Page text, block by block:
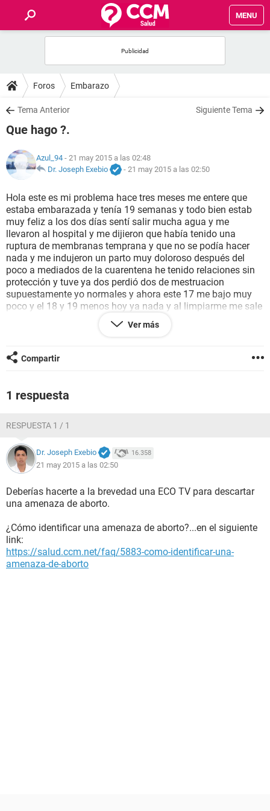
MENU
FOROS
SALUD
FAMILIA
NUTRICIÓN
BIENESTAR
SEXUALIDAD
GLOSARIO
Foros Embarazo
Tema Anterior Siguiente Tema
Que hago ?.
Azul_94 - 21 may 2015 a las 02:48
Dr. Joseph Exebio
- 21 may 2015 a las 02:50
Hola este es mi problema hace tres meses me entere que
estaba embarazada y tenía 19 semanas y todo bien estab
muy feliz a los dos días sentí salir mucha agua y me
llevaron al hospital y me dijieron que había tenido una
ruptura de membranas temprana y que no se podía hacer
nada y me indujeron un parto muy doloroso después del
poco a mediados de la cuarentena he tenido relaciones sin
protección y tuve ya dos perdió dos de mestruacion
supuestamente yo normales y ahora este 17 me bajo muy
poco y el 18 y 19 menos hoy ya nada y al limpiarme me sale
agua sangre y me hice un test de embarazo y me salió una
raya muy marcada y dije negativo pero al minuto mas o
unos exámenes de sangre y me salió negativo zona gris
pero me dieron como una sentía que la calcularon con suero
casi nose ve que significa que hago ?...
Ver más
Compartir
1 respuesta
RESPUESTA 1 / 1
Dr. Joseph Exebio 16.358
21 may 2015 a las 02:50
Deberías hacerte a la brevedad una ECO TV para descartar
una amenaza de aborto.
¿Cómo identificar una amenaza de aborto?...en el siguiente
link:
https://salud.ccm.net/faq/5883-como-identificar-una-
amenaza-de-aborto